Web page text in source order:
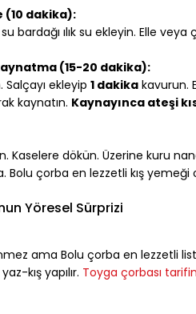
(10 dakika):
bardağı ılık su ekleyin. Elle
(15-20 dakika):
ekleyip 1 dakika kavurun.
kaynatın. Kaynayınca ateşi
Kaselere dökün. Üzerine kuru
Bolu çorba en lezzetli kış
Yöresel Sürprizi
ama Bolu çorba en lezzetli
kış yapılır. Toyga çorbası